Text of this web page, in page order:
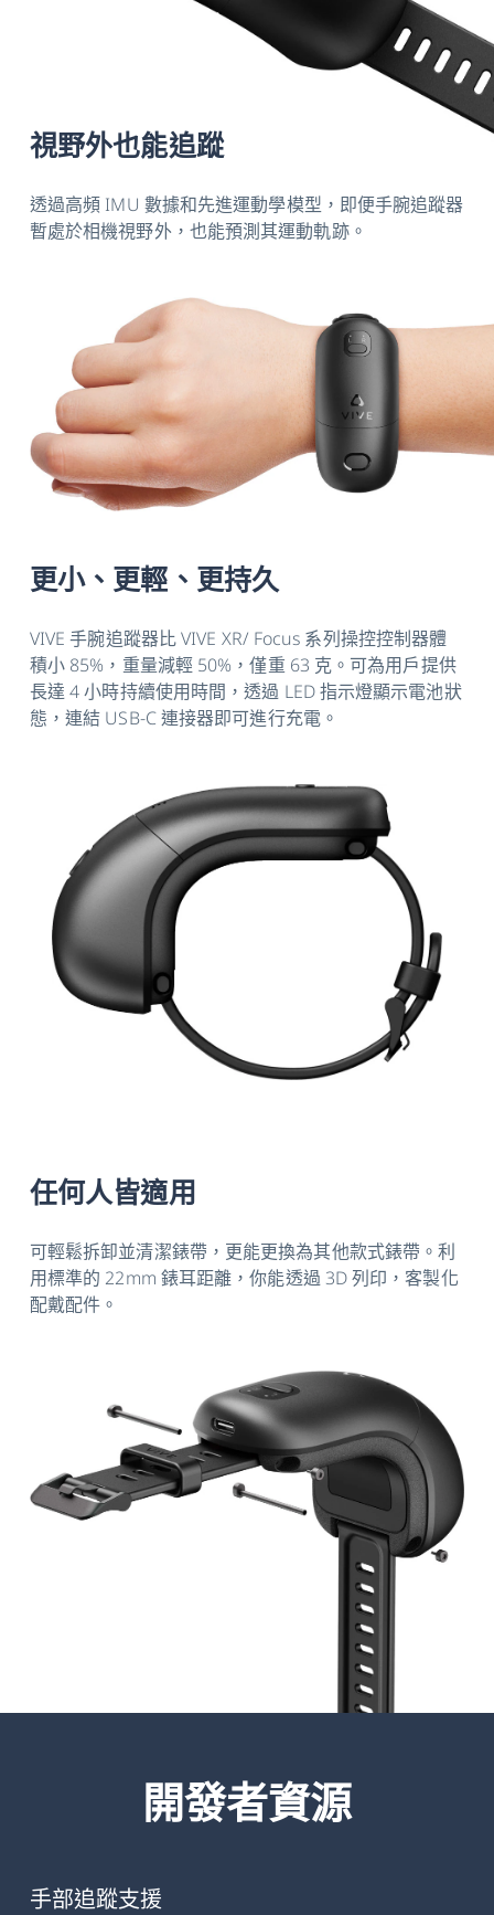
視野外也能追蹤
透過高頻 IMU 數據和先進運動學模型，即便手腕追蹤器
暫處於相機視野外，也能預測其運動軌跡。
更小、更輕、更持久
VIVE 手腕追蹤器比 VIVE XR/ Focus 系列操控控制器體
積小 85%，重量減輕 50%，僅重 63 克。可為用戶提供
長達 4 小時持續使用時間，透過 LED 指示燈顯示電池狀
態，連結 USB-C 連接器即可進行充電。
任何人皆適用
可輕鬆拆卸並清潔錶帶，更能更換為其他款式錶帶。利
用標準的 22mm 錶耳距離，你能透過 3D 列印，客製化
配戴配件。
開發者資源
手部追蹤支援